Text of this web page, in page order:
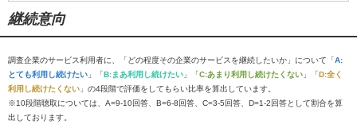
継続意向
調査企業のサービス利用者に、「どの程度その企業のサービスを継続したいか」について「A:
とても利用し続けたい 」「B:まあ利用し続けたい 」「C:あまり利用し続けたくない 」「D:全く
利用し続けたくない 」の4段階で評価をしてもらい比率を算出しています。
※10段階聴取については、A=9-10回答、B=6-8回答、C=3-5回答、D=1-2回答として割合を算
出しております。